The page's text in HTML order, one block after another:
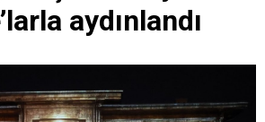
aydınlandı